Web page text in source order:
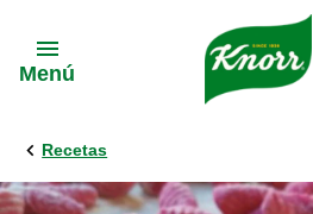
Menú
Recetas